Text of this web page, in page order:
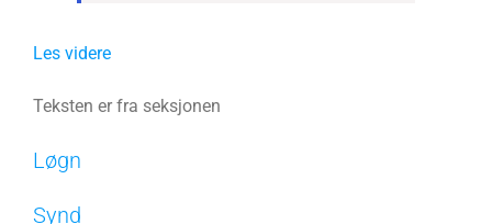
Les videre
Teksten er fra seksjonen
Løgn
Synd